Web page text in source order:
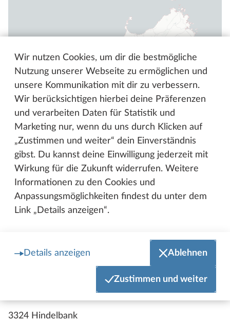
Wir nutzen Cookies, um dir die bestmögliche
Nutzung unserer Webseite zu ermöglichen und
unsere Kommunikation mit dir zu verbessern.
Wir berücksichtigen hierbei deine Präferenzen
und verarbeiten Daten für Statistik und
Marketing nur, wenn du uns durch Klicken auf
„Zustimmen und weiter“ dein Einverständnis
gibst. Du kannst deine Einwilligung jederzeit mit
Wirkung für die Zukunft widerrufen. Weitere
Informationen zu den Cookies und
Anpassungsmöglichkeiten findest du unter dem
Link „Details anzeigen“.
Details anzeigen Ablehnen
Zustimmen und weiter
Leaflet |© OpenStreetMap contributors © CARTO
Bantam Camping Hindelbank
3324 Hindelbank